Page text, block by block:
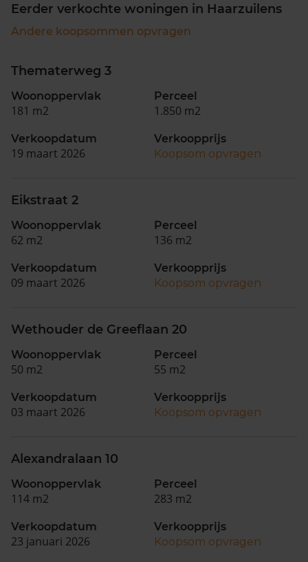
Eerder verkochte woningen in Haarzuilens
Andere koopsommen opvragen
Thematerweg 3
Woonoppervlak
181 m2
Perceel
1.850 m2
Verkoopdatum
19 maart 2026
Verkoopprijs
Koopsom opvragen
Eikstraat 2
Woonoppervlak
62 m2
Perceel
136 m2
Verkoopdatum
09 maart 2026
Verkoopprijs
Koopsom opvragen
Wethouder de Greeflaan 20
Woonoppervlak
50 m2
Perceel
55 m2
Verkoopdatum
03 maart 2026
Verkoopprijs
Koopsom opvragen
Alexandralaan 10
Woonoppervlak
114 m2
Perceel
283 m2
Verkoopdatum
23 januari 2026
Verkoopprijs
Koopsom opvragen